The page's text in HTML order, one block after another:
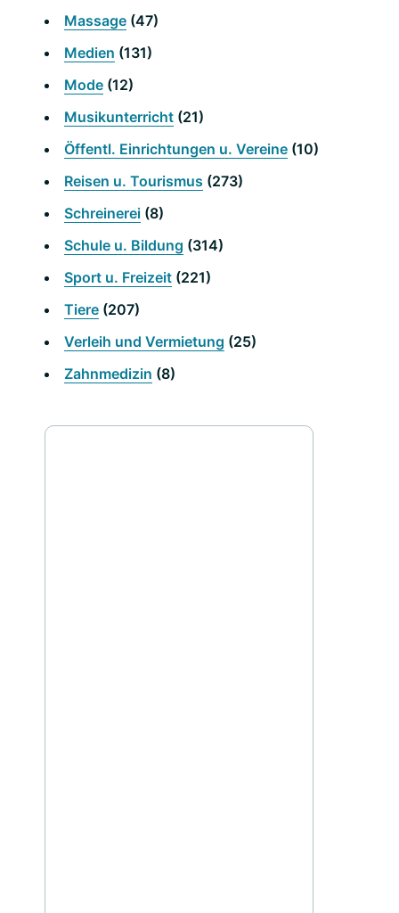
Massage (47)
Medien (131)
Mode (12)
Musikunterricht (21)
Öffentl. Einrichtungen u. Vereine (10)
Reisen u. Tourismus (273)
Schreinerei (8)
Schule u. Bildung (314)
Sport u. Freizeit (221)
Tiere (207)
Verleih und Vermietung (25)
Zahnmedizin (8)